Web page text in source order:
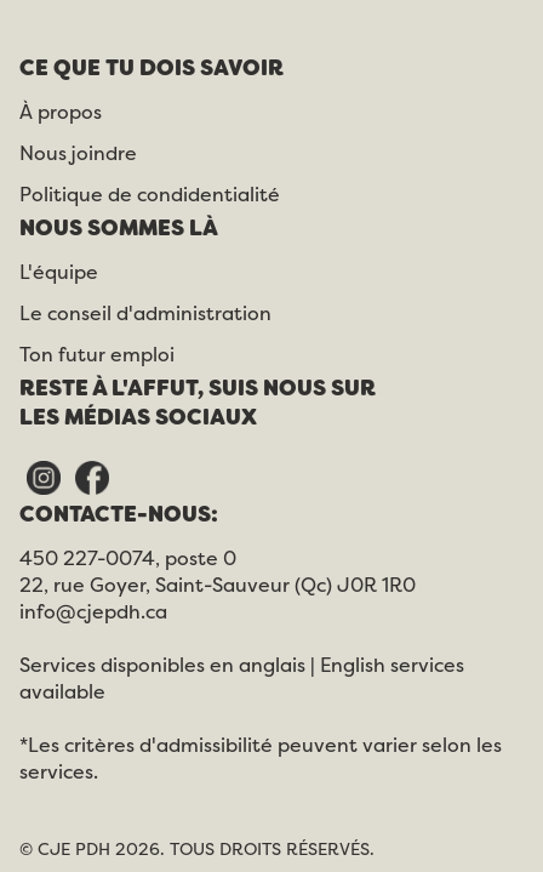
CE QUE TU DOIS SAVOIR
À propos
Nous joindre
Politique de condidentialité
NOUS SOMMES LÀ
L'équipe
Le conseil d'administration
Ton futur emploi
RESTE À L'AFFUT, SUIS NOUS SUR
LES MÉDIAS SOCIAUX
CONTACTE-NOUS:
450 227-0074, poste 0
22, rue Goyer, Saint-Sauveur (Qc) J0R 1R0
info@cjepdh.ca
Services disponibles en anglais | English services
available
*Les critères d'admissibilité peuvent varier selon les
services.
© CJE PDH 2026. TOUS DROITS RÉSERVÉS.